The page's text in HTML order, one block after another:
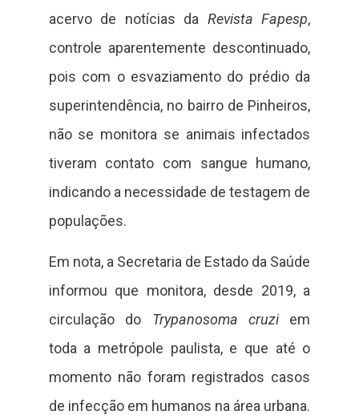
acervo de notícias da Revista Fapesp,
controle aparentemente descontinuado,
pois com o esvaziamento do prédio da
superintendência, no bairro de Pinheiros,
não se monitora se animais infectados
tiveram contato com sangue humano,
indicando a necessidade de testagem de
populações.
Em nota, a Secretaria de Estado da Saúde
informou que monitora, desde 2019, a
circulação do Trypanosoma cruziem
toda a metrópole paulista, e que até o
momento não foram registrados casos
de infecção em humanos na área urbana.